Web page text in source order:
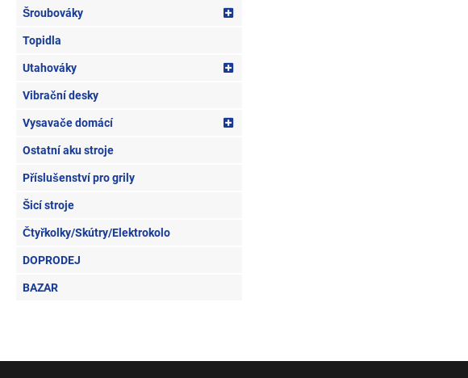
Šroubováky
Topidla
Utahováky
Vibrační desky
Vysavače domácí
Ostatní aku stroje
Příslušenství pro grily
Šicí stroje
Čtyřkolky/Skútry/Elektrokolo
DOPRODEJ
BAZAR